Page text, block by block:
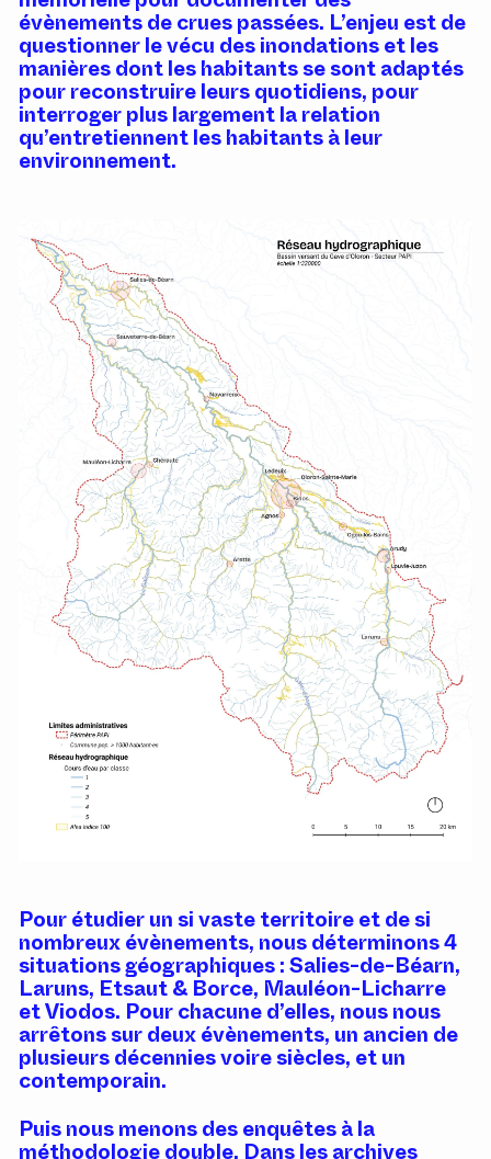
évènements de crues passées. L’enjeu est de
questionner le vécu des inondations et les
manières dont les habitants se sont adaptés
pour reconstruire leurs quotidiens, pour
interroger plus largement la relation
qu’entretiennent les habitants à leur
environnement.
Pour étudier un si vaste territoire et de si
nombreux évènements, nous déterminons 4
situations géographiques : Salies-de-Béarn,
Laruns, Etsaut & Borce, Mauléon-Licharre
et Viodos. Pour chacune d’elles, nous nous
arrêtons sur deux évènements, un ancien de
plusieurs décennies voire siècles, et un
contemporain.
Puis nous menons des enquêtes à la
méthodologie double. Dans les archives